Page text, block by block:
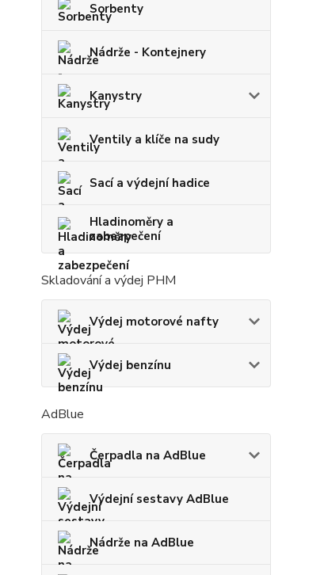
Sorbenty
Nádrže - Kontejnery
Kanystry
Ventily a klíče na sudy
Sací a výdejní hadice
Hladinoměry a
zabezpečení
Skladování a výdej PHM
Výdej motorové nafty
Výdej benzínu
AdBlue
Čerpadla na AdBlue
Výdejní sestavy AdBlue
Nádrže na AdBlue